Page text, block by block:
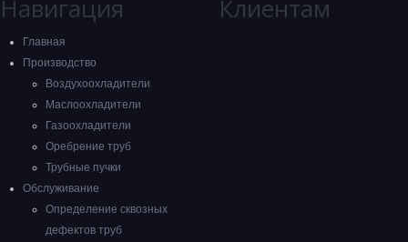
Навигация
Главная
Производство
Воздухоохладители
Маслоохладители
Газоохладители
Оребрение труб
Трубные пучки
Обслуживание
Определение сквозных
дефектов труб
Клиентам